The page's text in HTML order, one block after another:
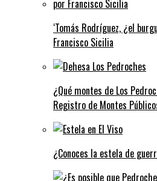
‘Tomás Rodríguez, ¿el
Francisco Sicilia
¿Qué montes de Los
Registro de Montes
¿Conoces la estela de